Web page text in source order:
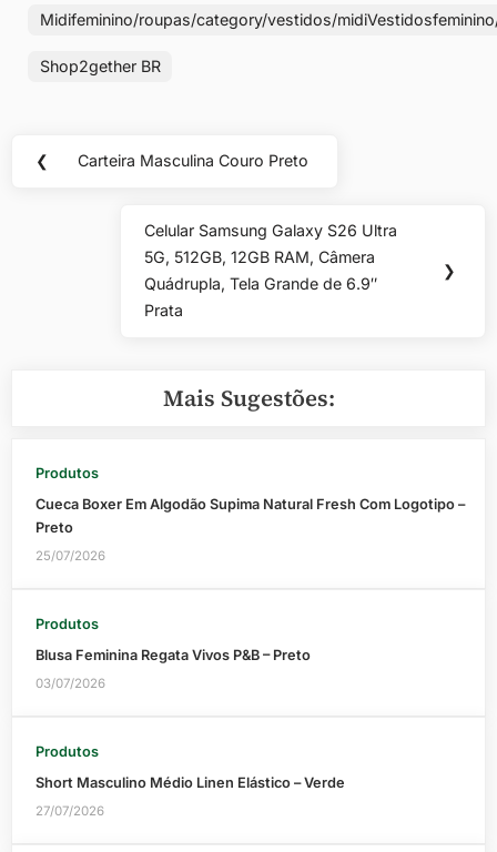
Midifeminino/roupas/category/vestidos/
Shop2gether BR
Navegação
❮
Previous
Carteira Masculina Couro Preto
Next
Post:
Celular Samsung Galaxy S26 Ultra
5G, 512GB, 12GB RAM, Câmera
Quádrupla, Tela Grande de 6.9″
Prata
❯
Mais Sugestões:
Produtos
Cueca Boxer Em Algodão Supima Natural Fresh Com Logotipo –
Preto
25/07/2026
Produtos
Blusa Feminina Regata Vivos P&B – Preto
03/07/2026
Produtos
Short Masculino Médio Linen Elástico – Verde
27/07/2026